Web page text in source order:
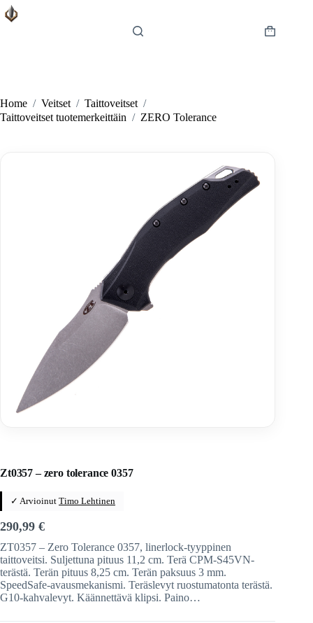
Skip
to
Shopping
Home / Veitset / Taittoveitset /
Taittoveitset tuotemerkeittäin / ZERO Tolerance
Zt0357 – zero tolerance 0357
✓ Arvioinut Timo Lehtinen
290,99 €
ZT0357 – Zero Tolerance 0357, linerlock-tyyppinen
taittoveitsi. Suljettuna pituus 11,2 cm. Terä CPM-S45VN-
terästä. Terän pituus 8,25 cm. Terän paksuus 3 mm.
SpeedSafe-avausmekanismi. Teräslevyt ruostumatonta terästä.
G10-kahvalevyt. Käännettävä klipsi. Paino…